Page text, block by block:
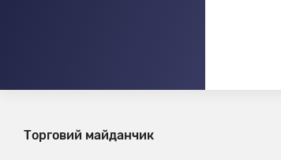
Торговий майданчик